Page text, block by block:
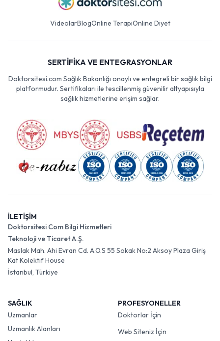
VideolarBlogOnline TerapiOnline Diyet
SERTİFİKA VE ENTEGRASYONLAR
Doktorsitesi.com Sağlık Bakanlığı onaylı ve entegreli bir sağlık bilgi
platformudur. Sertifikaları ile tescillenmiş güvenilir altyapısıyla
sağlık hizmetlerine erişim sağlar.
İLETİŞİM
Doktorsitesi Com Bilgi Hizmetleri
Teknoloji ve Ticaret A.Ş.
Maslak Mah. Ahi Evran Cd. A.O.S 55 Sokak No:2 Aksoy Plaza Giriş
Kat Kolektif House
İstanbul, Türkiye
SAĞLIK
Uzmanlar
Uzmanlık Alanları
PROFESYONELLER
Doktorlar İçin
Web Siteniz İçin